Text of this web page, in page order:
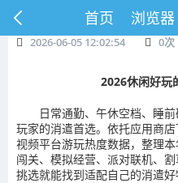
首页 浏览器
2026-06-05 12:02:54 0次
2026休闲好玩
日常通勤、午休空档、睡
玩家的消遣首选。依托应用商
视频平台游玩热度数据，整理
闯关、模拟经营、派对联机、
挑选就能找到适配自己的消遣好